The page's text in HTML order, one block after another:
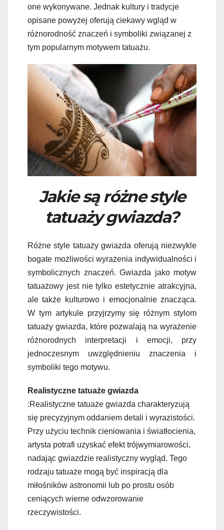
one wykonywane. Jednak kultury i tradycje
opisane powyżej oferują ciekawy wgląd w
różnorodność znaczeń i symboliki związanej z
tym popularnym motywem tatuażu.
Jakie są różne style
tatuaży gwiazda?
Różne style tatuaży gwiazda oferują niezwykle
bogate możliwości wyrażenia indywidualności i
symbolicznych znaczeń. Gwiazda jako motyw
tatuażowy jest nie tylko estetycznie atrakcyjna,
ale także kulturowo i emocjonalnie znacząca.
W tym artykule przyjrzymy się różnym stylom
tatuaży gwiazda, które pozwalają na wyrażenie
różnorodnych interpretacji i emocji, przy
jednoczesnym uwzględnieniu znaczenia i
symboliki tego motywu.
Realistyczne tatuaże gwiazda
:Realistyczne tatuaże gwiazda charakteryzują
się precyzyjnym oddaniem detali i wyrazistości.
Przy użyciu technik cieniowania i światłocienia,
artysta potrafi uzyskać efekt trójwymiarowości,
nadając gwiazdzie realistyczny wygląd. Tego
rodzaju tatuaże mogą być inspiracją dla
miłośników astronomii lub po prostu osób
ceniących wierne odwzorowanie
rzeczywistości.